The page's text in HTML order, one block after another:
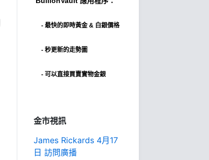
- 最快的即時黃金 & 白銀價格
- 秒更新的走勢圖
- 可以直接買賣實物金銀
金市視訊
James Rickards 4月17
日 訪問廣播